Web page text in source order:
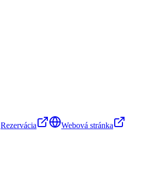
Rezervácia
Webová stránka